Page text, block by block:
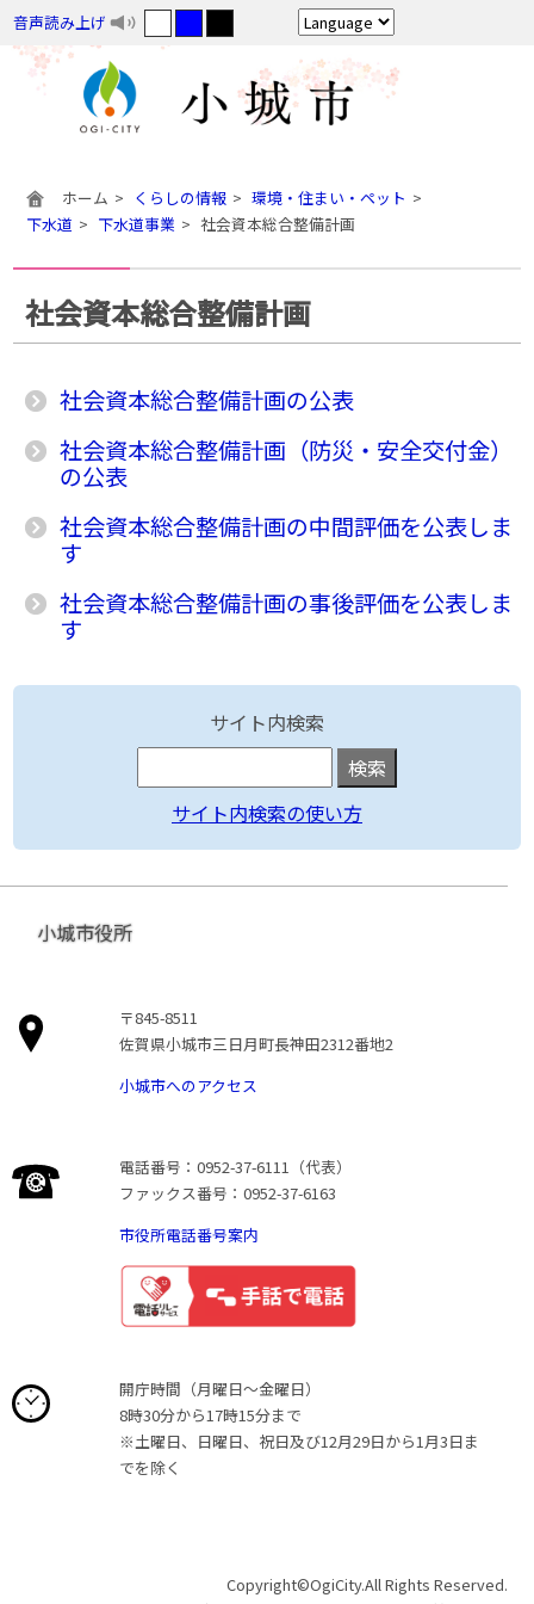
音声読み上げ
ホーム くらしの情報
環境・住まい・ペット
下水道
下水道事業 社会資本総合整備計画
社会資本総合整備計画
社会資本総合整備計画の公表
社会資本総合整備計画（防災・安全交付金）
の公表
社会資本総合整備計画の中間評価を公表しま
す
社会資本総合整備計画の事後評価を公表しま
す
サイト内検索
サイト内検索の使い方
小城市役所
〒845-8511
佐賀県小城市三日月町長神田2312番地2
小城市へのアクセス
電話番号：0952-37-6111（代表）
ファックス番号：0952-37-6163
市役所電話番号案内
開庁時間（月曜日〜金曜日）
8時30分から17時15分まで
※土曜日、日曜日、祝日及び12月29日から1月3日ま
でを除く
Copyright©OgiCity.All Rights Reserved.